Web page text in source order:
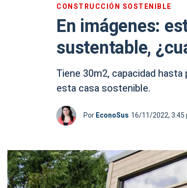
CONSTRUCCIÓN SOSTENIBLE
En imágenes:
sustentable,
Tiene 30m2, capacidad
esta casa sostenible.
PorEconoSus 16/11/2022, 3:45